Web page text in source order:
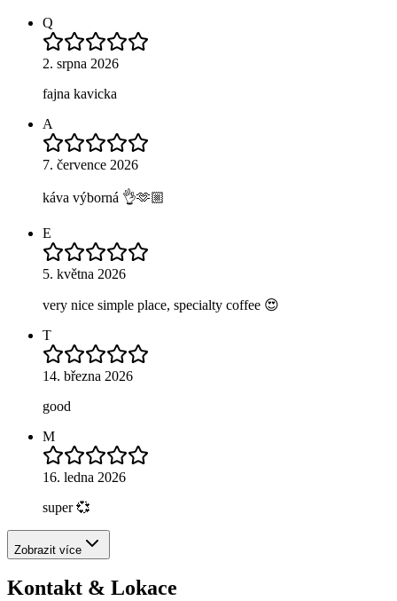
Q
2. srpna 2026
fajna kavicka
A
7. července 2026
káva výborná 👌🫶🏼
E
5. května 2026
very nice simple place, specialty coffee 😍
T
14. března 2026
good
M
16. ledna 2026
super 💞
Zobrazit více
Kontakt & Lokace